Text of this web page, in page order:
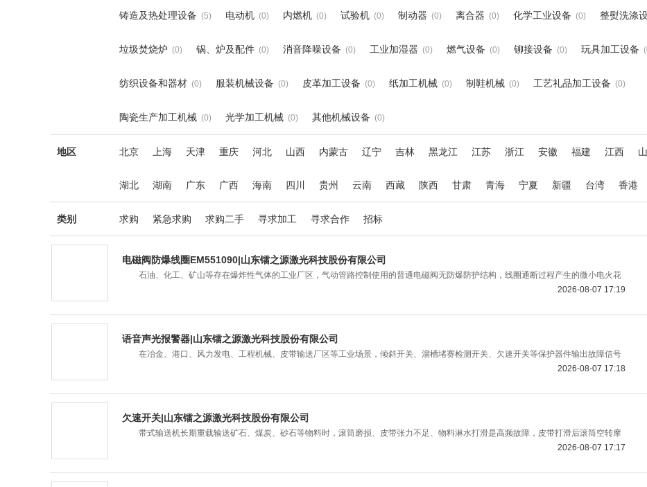
铸造及热处理设备 (5) 电动机 (0) 内燃机 (0) 试验机 (0) 制动器 (0) 离合器 (0) 化学工业设备 (0) 整熨洗涤
垃圾焚烧炉 (0) 锅、炉及配件 (0) 消音降噪设备 (0) 工业加湿器 (0) 燃气设备 (0) 铆接设备 (0) 玩具加工设备
纺织设备和器材 (0) 服装机械设备 (0) 皮革加工设备 (0) 纸加工机械 (0) 制鞋机械 (0) 工艺礼品加工设备 (0)
陶瓷生产加工机械 (0) 光学加工机械 (0) 其他机械设备 (0)
地区 北京 上海 天津 重庆 河北 山西 内蒙古 辽宁 吉林 黑龙江 江苏 浙江 安徽 福建 江西
湖北 湖南 广东 广西 海南 四川 贵州 云南 西藏 陕西 甘肃 青海 宁夏 新疆 台湾 香港
类别 求购 紧急求购 求购二手 寻求加工 寻求合作 招标
电磁阀防爆线圈EM551090|山东镭之源激光科技股份有限公司
石油、化工、矿山等存在爆炸性气体的工业厂区，气动管路控制使用的普通电磁阀无防爆防护结构，线圈通断过程产生的微小电火花
2026-08-07 17:19
语音声光报警器|山东镭之源激光科技股份有限公司
在冶金、港口、风力发电、工程机械、皮带输送厂区等工业场景，倾斜开关、溜槽堵赛检测开关、欠速开关等保护器件输出故障信号
2026-08-07 17:18
欠速开关|山东镭之源激光科技股份有限公司
带式输送机长期重载输送矿石、煤炭、砂石等物料时，滚筒磨损、皮带张力不足、物料淋水打滑是高频故障，皮带打滑后滚筒空转摩
2026-08-07 17:17